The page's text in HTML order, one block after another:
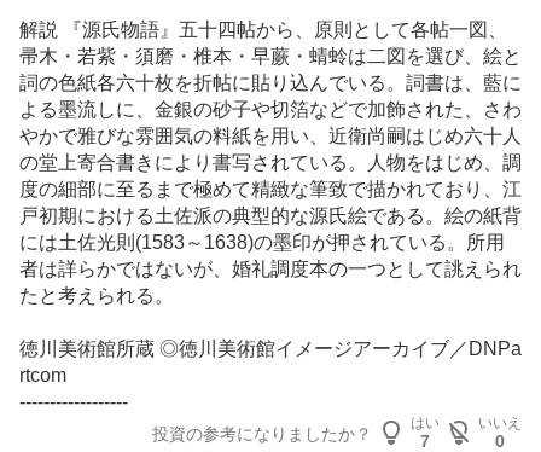
解説 『源氏物語』五十四帖から、原則として各帖一図、
帚木・若紫・須磨・椎本・早蕨・蜻蛉は二図を選び、絵と
詞の色紙各六十枚を折帖に貼り込んでいる。詞書は、藍に
よる墨流しに、金銀の砂子や切箔などで加飾された、さわ
やかで雅びな雰囲気の料紙を用い、近衛尚嗣はじめ六十人
の堂上寄合書きにより書写されている。人物をはじめ、調
度の細部に至るまで極めて精緻な筆致で描かれており、江
戸初期における土佐派の典型的な源氏絵である。絵の紙背
には土佐光則(1583～1638)の墨印が押されている。所用
者は詳らかではないが、婚礼調度本の一つとして誂えられ
たと考えられる。
徳川美術館所蔵 ◎徳川美術館イメージアーカイブ／DNPa
rtcom
------------------
投資の参考になりましたか？
はい
7
いいえ
0